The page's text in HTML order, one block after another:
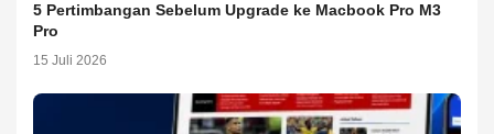
5 Pertimbangan Sebelum Upgrade ke Macbook Pro M3
Pro
15 Juli 2026